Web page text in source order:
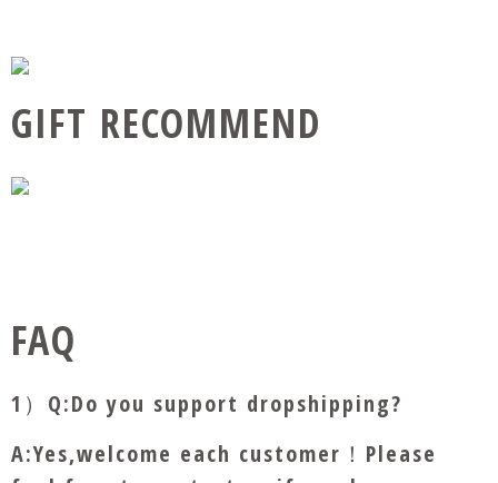
GIFT RECOMMEND
FAQ
1）Q:Do you support dropshipping?
A:Yes,welcome each customer！Please